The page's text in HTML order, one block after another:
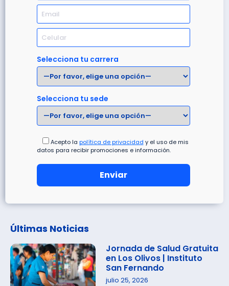
Selecciona tu carrera
Selecciona tu sede
Acepto la política de privacidad y el uso de mis
datos para recibir promociones e información.
Últimas Noticias
Jornada de Salud Gratuita
en Los Olivos | Instituto
San Fernando
julio 25, 2026